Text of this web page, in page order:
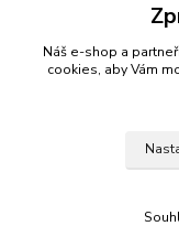
Náš e-shop a
cookies, aby Vám